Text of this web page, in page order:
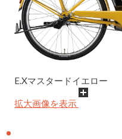
E.Xマスタードイエロー
拡大画像を表示